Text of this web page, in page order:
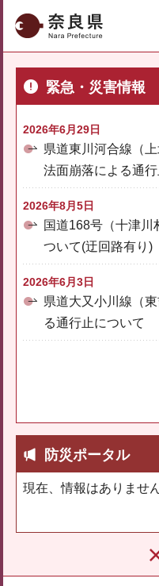
奈良県
緊急・災害情報
2026年6月29日
県道東川河合線（
法面崩落による通
2026年8月5日
国道168号（十津川
ついて(迂回路有り)
2026年6月3日
県道大又小川線（
る通行止について
防災ポータル
現在、情報はありません